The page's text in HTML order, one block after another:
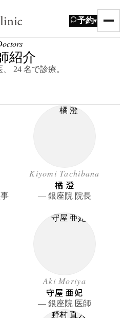
予約▾
紹介
24 名で診療。
Kiyomi Tachibana
橘 澄
― 銀座院 院長
Aki Moriya
守屋 亜妃
― 銀座院 医師